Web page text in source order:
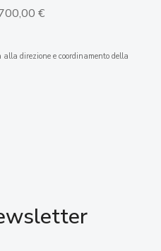
€
direzione e coordinamento della